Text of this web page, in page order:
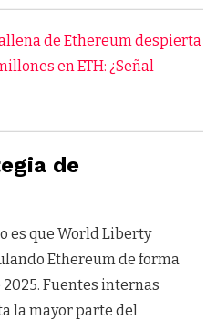
de Ethereum despierta
en ETH: ¿Señal
de
es que World Liberty
Ethereum de forma
Fuentes internas
la mayor parte del